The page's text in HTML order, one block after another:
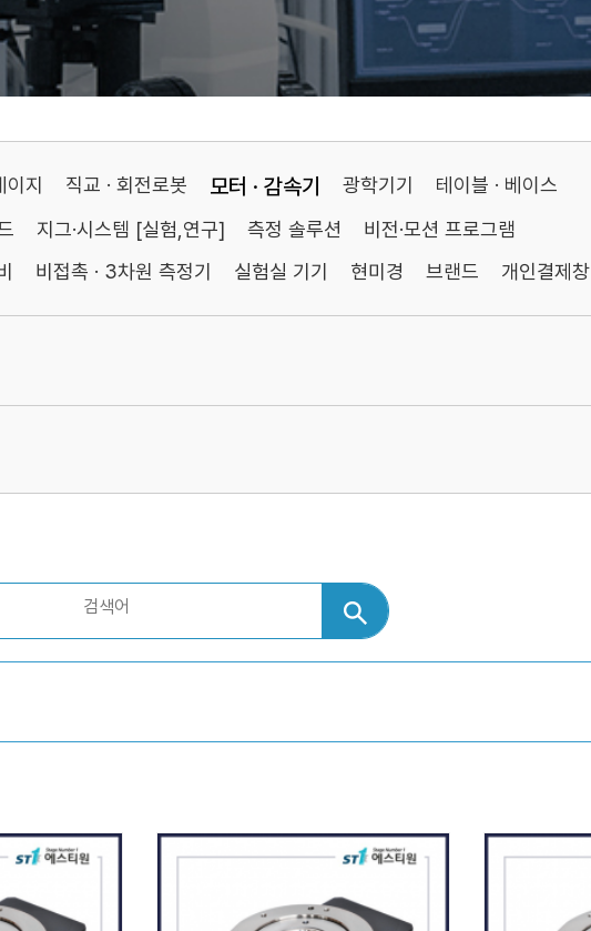
지 직교 · 회전로봇 모터 · 감속기 광학기기
테이블 · 베이스
지그·시스템 [실험,연구] 측정 솔루션
비전·모션 프로그램
비접촉 · 3차원 측정기 실험실 기기 현미경 브랜드 개인결제창